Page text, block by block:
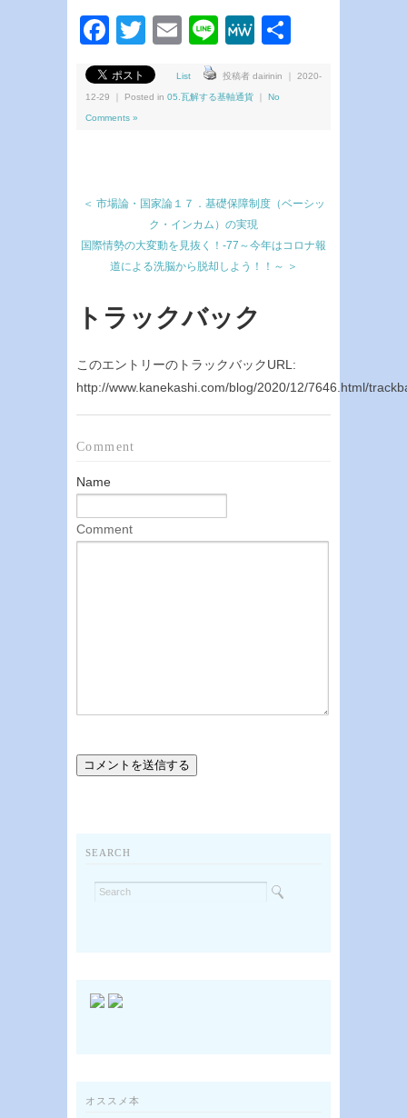
Facebook
Twitter
EmailLineMeWe
List 投稿者 dairinin ｜ 2020-
12-29 ｜ Posted in 05.瓦解する基軸通貨 No
Comments »
＜ 市場論・国家論１７．基礎保障制度（ベーシッ
ク・インカム）の実現
国際情勢の大変動を見抜く！-77～今年はコロナ報
道による洗脳から脱却しよう！！～ ＞
トラックバック
このエントリーのトラックバックURL:
http://www.kanekashi.com/blog/2020/12/7646.html/
Comment
Name
Comment
SEARCH
オススメ本